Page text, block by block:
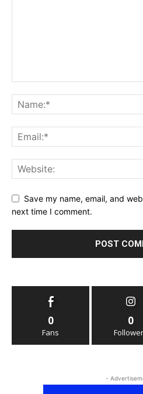
Save my name, email, and
next time I comment.
0
Fans
0
-